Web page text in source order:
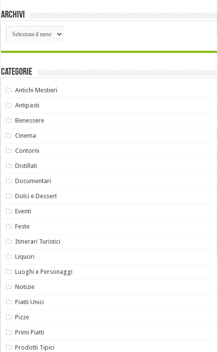
Archivi
Archivi
Categorie
Antichi Mestieri
Antipasti
Benessere
Cinema
Contorni
Distillati
Documentari
Dolci e Dessert
Eventi
Feste
Itinerari Turistici
Liquori
Luoghi e Personaggi
Notizie
Piatti Unici
Pizze
Primi Piatti
Prodotti Tipici